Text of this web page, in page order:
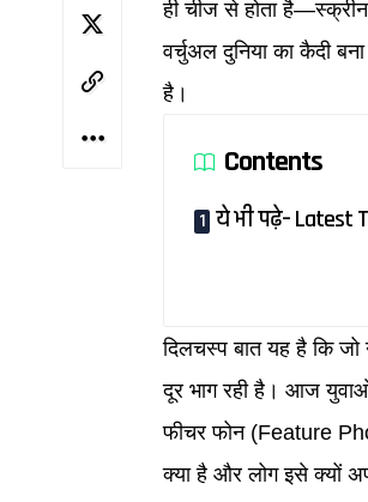
ही चीज से होता
वर्चुअल दुनिया का कैदी
है।
Contents
ये भी पढ़े– Latest
दिलचस्प बात यह है कि
दूर भाग रही है। आज
फीचर फोन (Feature
क्या है और लोग इसे क्यों